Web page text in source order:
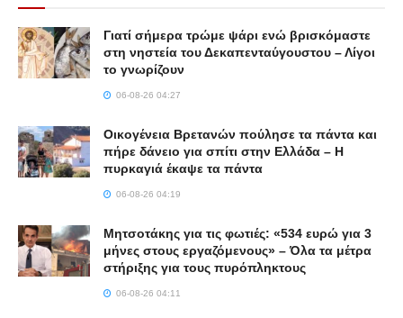
Γιατί σήμερα τρώμε ψάρι ενώ βρισκόμαστε
στη νηστεία του Δεκαπενταύγουστου – Λίγοι
το γνωρίζουν
06-08-26 04:27
Οικογένεια Βρετανών πούλησε τα πάντα και
πήρε δάνειο για σπίτι στην Ελλάδα – Η
πυρκαγιά έκαψε τα πάντα
06-08-26 04:19
Μητσοτάκης για τις φωτιές: «534 ευρώ για 3
μήνες στους εργαζόμενους» – Όλα τα μέτρα
στήριξης για τους πυρόπληκτους
06-08-26 04:11